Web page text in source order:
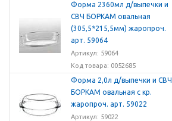
Форма 2360мл д/выпечки и
СВЧ БОРКАМ овальная
(305,5*215,5мм) жаропроч.
арт. 59064
Артикул: 59064
Код товара: 0052685
Форма 2,0л д/выпечки и СВЧ
БОРКАМ овальная с кр.
жаропроч. арт. 59022
Артикул: 59022